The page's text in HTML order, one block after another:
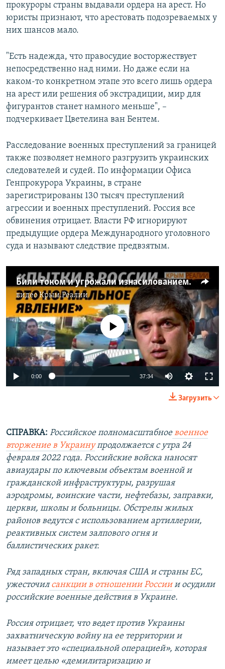
прокуроры страны выдавали ордера на арест. Но
юристы признают, что арестовать подозреваемых у
них шансов мало.
"Есть надежда, что правосудие восторжествует
непосредственно над ними. Но даже если на
каком-то конкретном этапе это всего лишь ордера
на арест или решения об экстрадиции, мир для
фигурантов станет намного меньше", –
подчеркивает Цветелина ван Бентем.
Расследование военных преступлений за границей
также позволяет немного разгрузить украинских
следователей и судей. По информации Офиса
Генпрокурора Украины, в стране
зарегистрированы 130 тысяч преступлений
агрессии и военных преступлений. Россия все
обвинения отрицает. Власти РФ игнорируют
предыдущие ордера Международного уголовного
суда и называют следствие предвзятым.
Били током и угрожали изнасилованием колючей проволокой: история Рината Параламова (видео)
видеоКрым.Реалии
720p 1080p
No media source currently available
0:00 37:34
240p
720p
1080p
Загрузить
СПРАВКА: Российское полномасштабноевоенное
вторжение в Украинупродолжается с утра 24
февраля 2022 года. Российские войска наносят
авиаудары по ключевым объектам военной и
гражданской инфраструктуры, разрушая
аэродромы, воинские части, нефтебазы, заправки,
церкви, школы и больницы. Обстрелы жилых
районов ведутся с использованием артиллерии,
реактивных систем залпового огня и
баллистических ракет.
Ряд западных стран, включая США и страны ЕС,
ужесточилсанкции в отношении Россиии осудили
российские военные действия в Украине.
Россия отрицает, что ведет против Украины
захватническую войну на ее территории и
называет это «специальной операцией», которая
имеет целью «демилитаризацию и